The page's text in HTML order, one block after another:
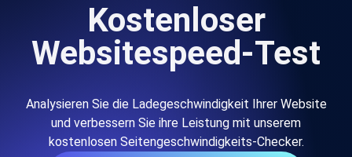
Kostenloser
Websitespeed-Test
Analysieren Sie die Ladegeschwindigkeit Ihrer Website
und verbessern Sie ihre Leistung mit unserem
kostenlosen Seitengeschwindigkeits-Checker.